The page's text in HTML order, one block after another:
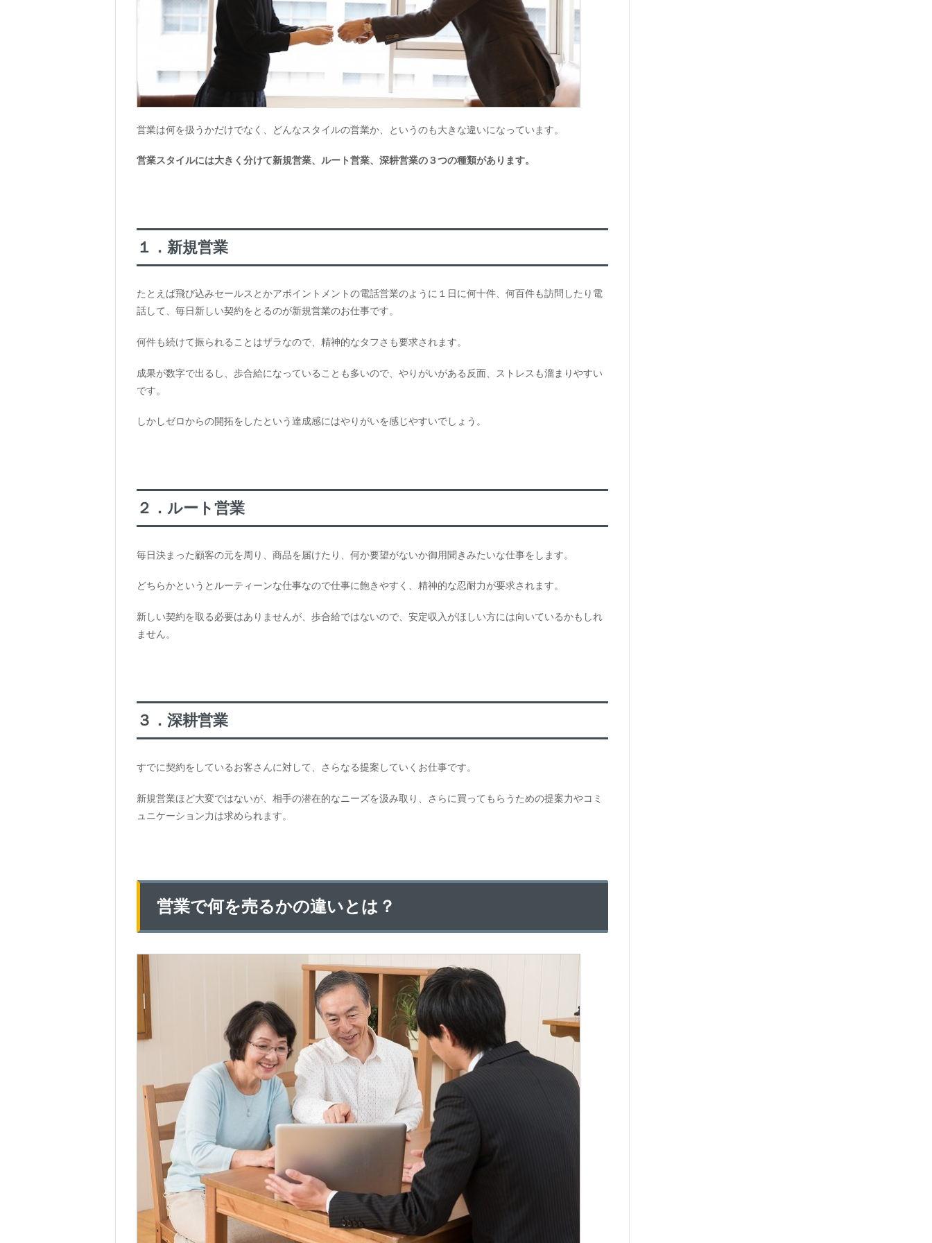
営業は何を扱うかだけでなく、どんなスタイルの営業か、というのも大きな違いになっています。
営業スタイルには大きく分けて新規営業、ルート営業、深耕営業の３つの種類があります。
１．新規営業
たとえば飛び込みセールスとかアポイントメントの電話営業のように１日に何十件、何百件も訪問したり電
話して、毎日新しい契約をとるのが新規営業のお仕事です。
何件も続けて振られることはザラなので、精神的なタフさも要求されます。
成果が数字で出るし、歩合給になっていることも多いので、やりがいがある反面、ストレスも溜まりやすい
です。
しかしゼロからの開拓をしたという達成感にはやりがいを感じやすいでしょう。
２．ルート営業
毎日決まった顧客の元を周り、商品を届けたり、何か要望がないか御用聞きみたいな仕事をします。
どちらかというとルーティーンな仕事なので仕事に飽きやすく、精神的な忍耐力が要求されます。
新しい契約を取る必要はありませんが、歩合給ではないので、安定収入がほしい方には向いているかもしれ
ません。
３．深耕営業
すでに契約をしているお客さんに対して、さらなる提案していくお仕事です。
新規営業ほど大変ではないが、相手の潜在的なニーズを汲み取り、さらに買ってもらうための提案力やコミ
ュニケーション力は求められます。
営業で何を売るかの違いとは？